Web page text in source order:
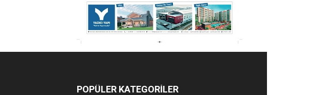
POPÜLER KATEGORİLER